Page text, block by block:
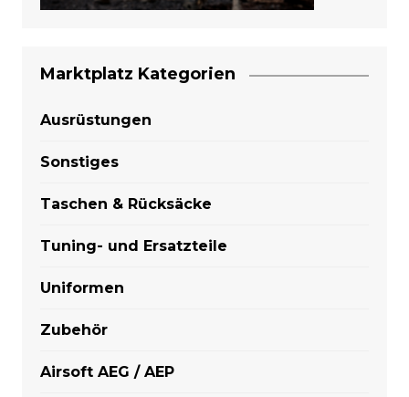
Marktplatz Kategorien
Ausrüstungen
Sonstiges
Taschen & Rücksäcke
Tuning- und Ersatzteile
Uniformen
Zubehör
Airsoft AEG / AEP